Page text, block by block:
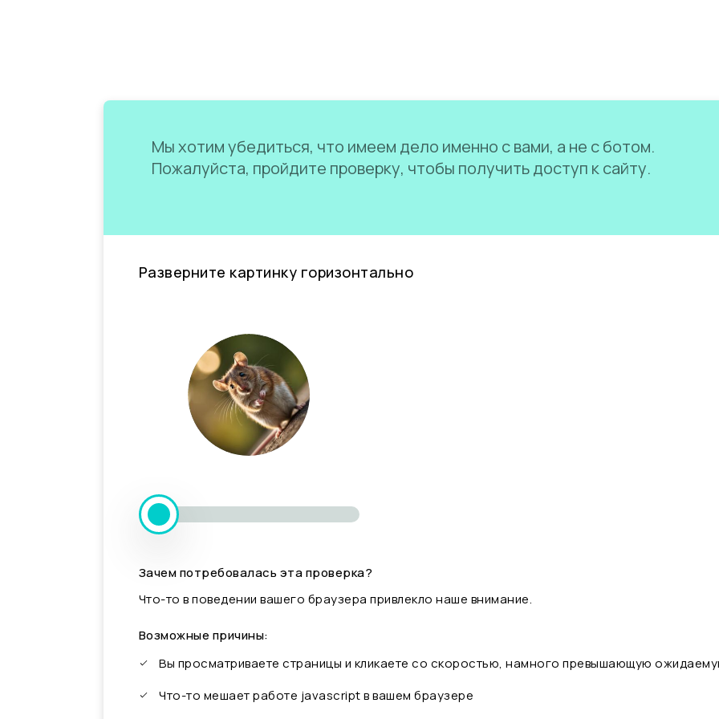
Мы хотим убедиться, что имеем дело именно с вами, а не с ботом.
Пожалуйста, пройдите проверку, чтобы получить доступ к сайту.
Разверните картинку горизонтально
Зачем потребовалась эта проверка?
Что-то в поведении вашего браузера привлекло наше внимание.
Возможные причины:
Вы просматриваете страницы и кликаете со скоростью, намного превышающую
Что-то мешает работе javascript в вашем браузере